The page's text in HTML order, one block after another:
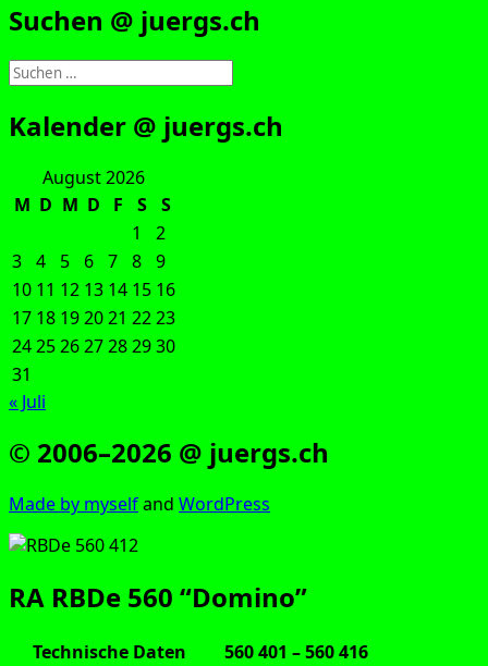
Suchen @ juergs.ch
Suchen
nach:
Kalender @ juergs.ch
August 2026
M D M D F S
S
1
2
3 4 5 6 7 8 9
10 11 12 13 14 15 16
17 18 192021 2223
24252627282930
31
« Juli
© 2006–2026 @ juergs.ch
Made by mys­elfand Word­Press
RA RBDe 560 “Domino”
Technische Daten
560 401 – 560 416